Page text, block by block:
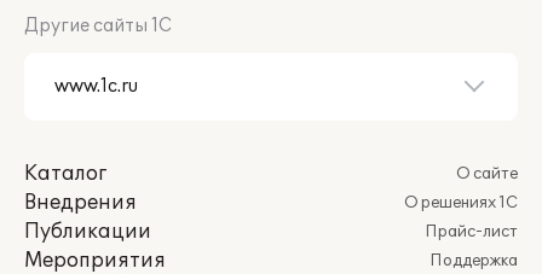
Другие сайты 1С
Каталог
Внедрения
Публикации
Мероприятия
О сайте
О решениях 1С
Прайс-лист
Поддержка